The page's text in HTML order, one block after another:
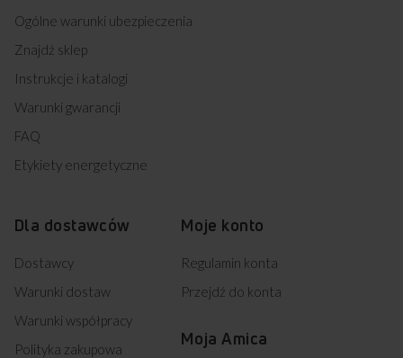
Ogólne warunki ubezpieczenia
Znajdź sklep
Instrukcje i katalogi
Warunki gwarancji
FAQ
Etykiety energetyczne
Dla dostawców
Dostawcy
Warunki dostaw
Warunki współpracy
Polityka zakupowa
Moje konto
Regulamin konta
Przejdź do konta
Moja Amica